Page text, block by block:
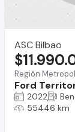
ASC Bilbao
Región
Ford
2022
55446 km